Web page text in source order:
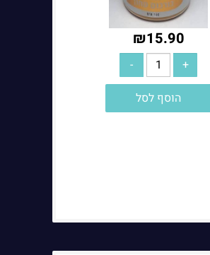
₪15.90
הוסף לסל